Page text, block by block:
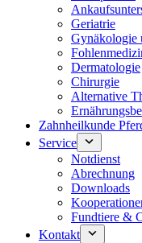
Geriatrie
Gynäkologie
Dermatologie
Chirurgie
Alternative
Zahnheilkunde
Service
Notdienst
Abrechnung
Downloads
Fundtiere &
Kontakt